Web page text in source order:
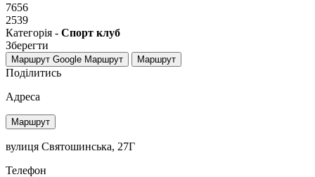
7656
2539
Категорія - Спорт клуб
Зберегти
Маршрут Google Маршрут Маршрут
Поділитись
Адреса
Маршрут
вулиця Святошинська, 27Г
Телефон